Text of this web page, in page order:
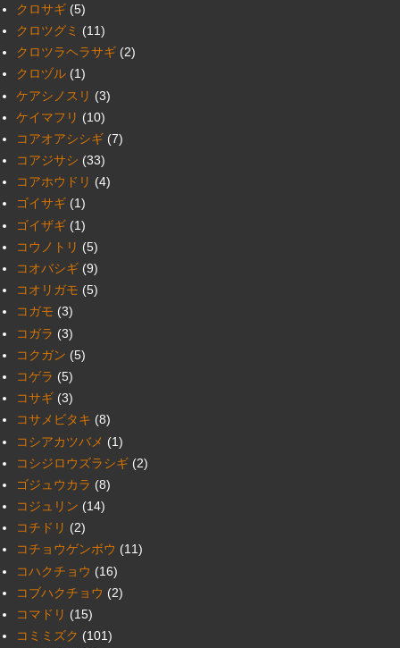
クロサギ (5)
クロツグミ (11)
クロツラヘラサギ (2)
クロヅル (1)
ケアシノスリ (3)
ケイマフリ (10)
コアオアシシギ (7)
コアジサシ (33)
コアホウドリ (4)
ゴイサギ (1)
ゴイザギ (1)
コウノトリ (5)
コオバシギ (9)
コオリガモ (5)
コガモ (3)
コガラ (3)
コクガン (5)
コゲラ (5)
コサギ (3)
コサメビタキ (8)
コシアカツバメ (1)
コシジロウズラシギ (2)
ゴジュウカラ (8)
コジュリン (14)
コチドリ (2)
コチョウゲンボウ (11)
コハクチョウ (16)
コブハクチョウ (2)
コマドリ (15)
コミミズク (101)